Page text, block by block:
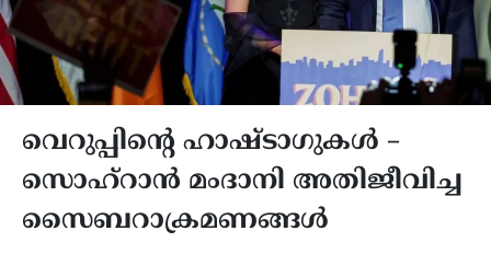
വെറുപ്പിന്‍റെ ഹാഷ്ടാഗുകള്‍ –
സൊഹ്റാന്‍ മംദാനി അതിജീവിച്ച
സൈബറാക്രമണങ്ങള്‍